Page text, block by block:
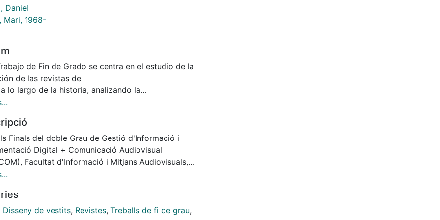
Daniel
Mari, 1968-
de Fin de Grado se centra en el estudio de la
de las revistas de
lo largo de la historia, analizando la
de la representación de la
un período de cien años,
1920 hasta la actualidad, recopilando diversas
surgidas en España.
el exhaustivo análisis de estas publicaciones y
el contexto histórico
las imágenes, el diseño y la
estética de los contenidos. Además, como
Finals del doble Grau de Gestió d'Informació i
Digital + Comunicació Audiovisual
Facultat d'Informació i Mitjans Audiovisuals,
de Barcelona. Curs:
Disseny de vestits, Revistes, Treballs de fi de grau,